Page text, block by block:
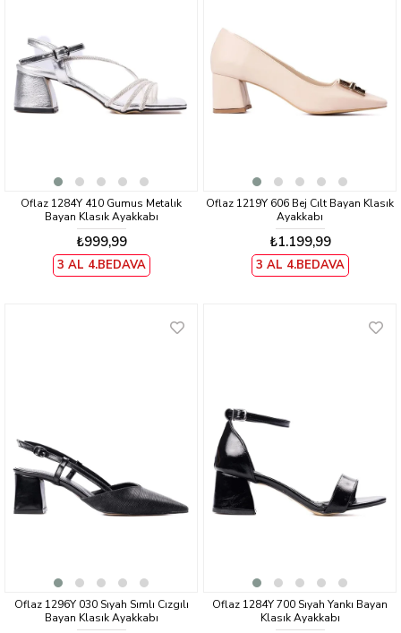
Oflaz 1284Y 410 Gumus Metalık
Bayan Klasık Ayakkabı
₺999,99
3 AL 4.BEDAVA
Oflaz 1219Y 606 Bej Cılt Bayan Klasık
Ayakkabı
₺1.199,99
3 AL 4.BEDAVA
Oflaz 1296Y 030 Sıyah Sımlı Cızgılı
Bayan Klasık Ayakkabı
Oflaz 1284Y 700 Sıyah Yankı Bayan
Klasık Ayakkabı